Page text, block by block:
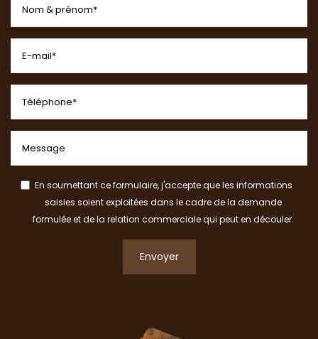
En soumettant ce formulaire, j'accepte que les informations
saisies soient exploitées dans le cadre de la demande
formulée et de la relation commerciale qui peut en découler.
Envoyer